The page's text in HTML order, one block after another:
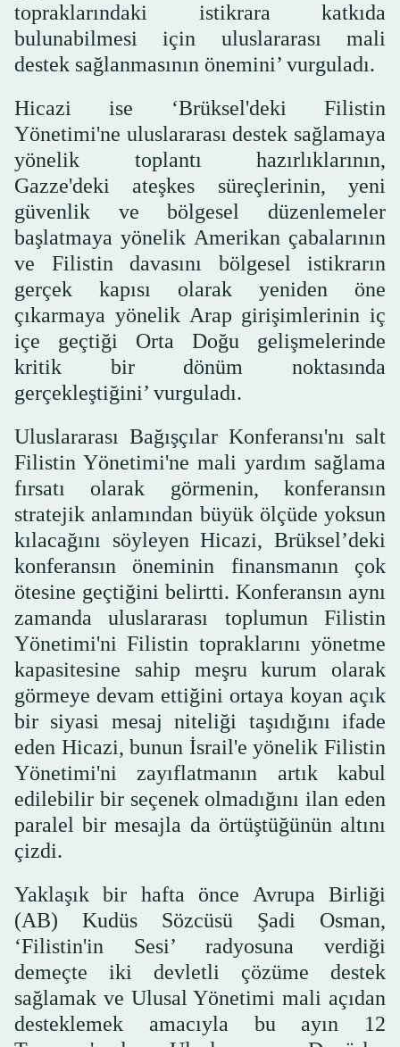
topraklarındaki istikrara katkıda
bulunabilmesi için uluslararası mali
destek sağlanmasının önemini’ vurguladı.
Hicazi ise ‘Brüksel'deki Filistin
Yönetimi'ne uluslararası destek sağlamaya
yönelik toplantı hazırlıklarının,
Gazze'deki ateşkes süreçlerinin, yeni
güvenlik ve bölgesel düzenlemeler
başlatmaya yönelik Amerikan çabalarının
ve Filistin davasını bölgesel istikrarın
gerçek kapısı olarak yeniden öne
çıkarmaya yönelik Arap girişimlerinin iç
içe geçtiği Orta Doğu gelişmelerinde
kritik bir dönüm noktasında
gerçekleştiğini’ vurguladı.
Uluslararası Bağışçılar Konferansı'nı salt
Filistin Yönetimi'ne mali yardım sağlama
fırsatı olarak görmenin, konferansın
stratejik anlamından büyük ölçüde yoksun
kılacağını söyleyen Hicazi, Brüksel’deki
konferansın öneminin finansmanın çok
ötesine geçtiğini belirtti. Konferansın aynı
zamanda uluslararası toplumun Filistin
Yönetimi'ni Filistin topraklarını yönetme
kapasitesine sahip meşru kurum olarak
görmeye devam ettiğini ortaya koyan açık
bir siyasi mesaj niteliği taşıdığını ifade
eden Hicazi, bunun İsrail'e yönelik Filistin
Yönetimi'ni zayıflatmanın artık kabul
edilebilir bir seçenek olmadığını ilan eden
paralel bir mesajla da örtüştüğünün altını
çizdi.
Yaklaşık bir hafta önce Avrupa Birliği
(AB) Kudüs Sözcüsü Şadi Osman,
‘Filistin'in Sesi’ radyosuna verdiği
demeçte iki devletli çözüme destek
sağlamak ve Ulusal Yönetimi mali açıdan
desteklemek amacıyla bu ayın 12